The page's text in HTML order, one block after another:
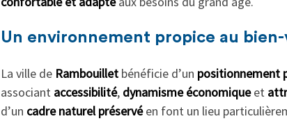
Un environnement propice au
La ville de Rambouilletbénéficie d’un positionnement
associant accessibilité, dynamisme économiqueet
d’un cadre naturel préservéen font un lieu